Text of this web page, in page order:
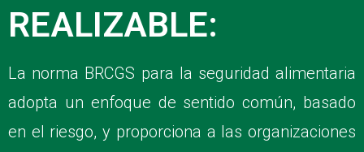
REALIZABLE:
La norma BRCGS para la seguridad alimentaria
adopta un enfoque de sentido común, basado
en el riesgo, y proporciona a las organizaciones